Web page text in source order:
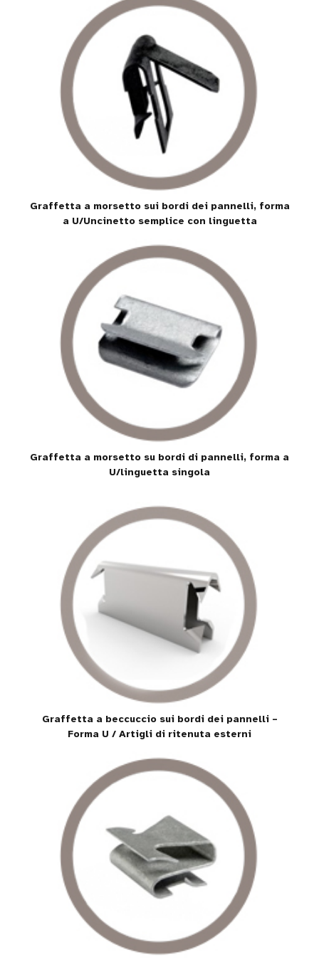
Graffetta a morsetto sui bordi dei pannelli, forma
a U/Uncinetto semplice con linguetta
Graffetta a morsetto su bordi di pannelli, forma a
U/linguetta singola
Graffetta a beccuccio sui bordi dei pannelli –
Forma U / Artigli di ritenuta esterni